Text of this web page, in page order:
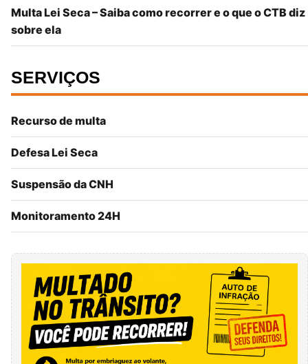
Multa Lei Seca – Saiba como recorrer e o que o CTB diz
sobre ela
SERVIÇOS
Recurso de multa
Defesa Lei Seca
Suspensão da CNH
Monitoramento 24H